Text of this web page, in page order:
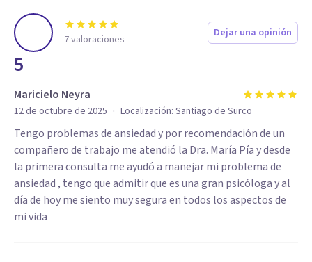
Nos vemos en consulta :)
5
7valoraciones Dejar una opinión
Maricielo Neyra
12 de octubre de 2025 · Localización: Santiago de Surco
Tengo problemas de ansiedad y por recomendación de un
compañero de trabajo me atendió la Dra. María Pía y desde
la primera consulta me ayudó a manejar mi problema de
ansiedad , tengo que admitir que es una gran psicóloga y al
día de hoy me siento muy segura en todos los aspectos de
mi vida